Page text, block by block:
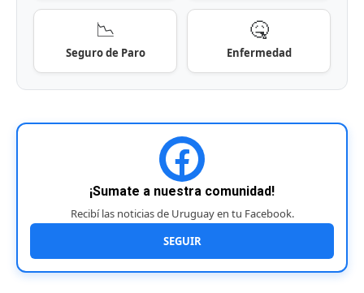
📉
Seguro de Paro
🤒
Enfermedad
¡Sumate a nuestra comunidad!
Recibí las noticias de Uruguay en tu Facebook.
SEGUIR